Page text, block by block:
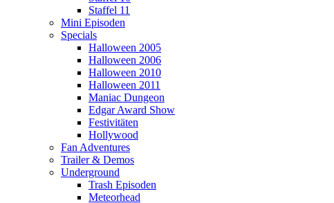
Staffel 11
Mini Episoden
Specials
Halloween 2005
Halloween 2006
Halloween 2010
Halloween 2011
Maniac Dungeon
Edgar Award Show
Festivitäten
Hollywood
Fan Adventures
Trailer & Demos
Underground
Trash Episoden
Meteorhead